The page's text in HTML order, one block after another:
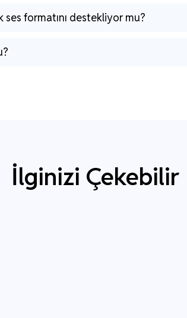
ses formatını destekliyor mu?
İlginizi Çekebilir